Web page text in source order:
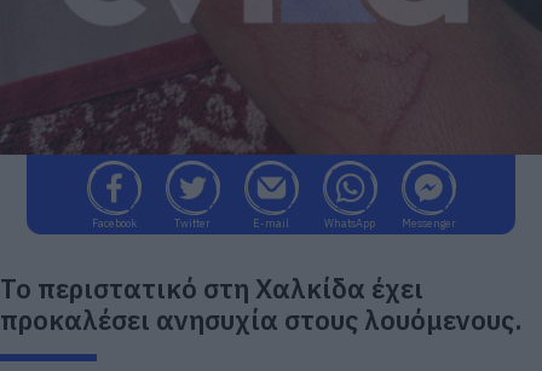
Facebook Twitter E-mail WhatsApp Messenger
Το περιστατικό στη Χαλκίδα έχει
προκαλέσει ανησυχία στους λουόμενους.